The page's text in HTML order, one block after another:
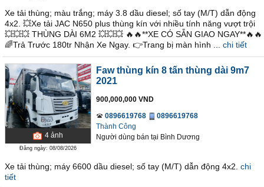
Xe tải thùng; màu trắng; máy 3.8 dầu diesel; số tay (M/T) dẫn động
4x2. 💥Xe tải JAC N650 plus thùng kín với nhiều tính năng vượt trội
💥💥💥 THÙNG DÀI 6M2 💥💥💥 🔥🔥**XE CÓ SẴN GIAO NGAY**🔥🔥
🌈Trả Trước 180tr Nhận Xe Ngay. 👉Trang bị màn hình ...
chi tiết
4 ảnh
Đăng ngày: 08/08/2026
Faw thùng kín 8 tấn thùng dài 9m7
2021
900,000,000 VND
0896619768
0896619768
Thành Công
Người dùng bán tại Bình Dương
Xe tải thùng; máy 6600 dầu diesel; số tay (M/T) dẫn động 4x2. chi
tiết